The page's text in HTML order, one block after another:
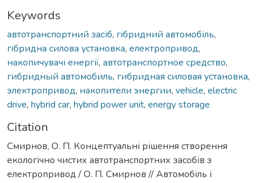
Keywords
автотранспортний засіб, гібридний автомобіль,
гібридна силова установка, електропривод,
накопичувачі енергії, автотранспортное средство,
гибридный автомобиль, гибридная силовая установка,
электропривод, накопители энергии, vehicle, electric
drive, hybrid car, hybrid power unit, energy storage
Citation
Смирнов, О. П. Концептуальні рішення створення
екологічно чистих автотранспортних засобів з
електропривод / О. П. Смирнов // Автомобіль і